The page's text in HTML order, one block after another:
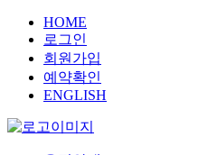
HOME
로그인
회원가입
예약확인
ENGLISH